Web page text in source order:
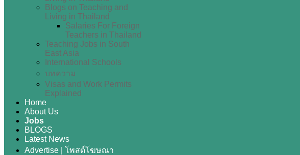
Blogs on Teaching and
Living in Thailand
Salaries For Foreign
Teachers in Thailand
Teaching Jobs in South
East Asia
International Schools
บทความ
Visas and Work Permits
Explained
Home
About Us
Jobs
BLOGS
Latest News
Advertise | โพสต์โฆษณา